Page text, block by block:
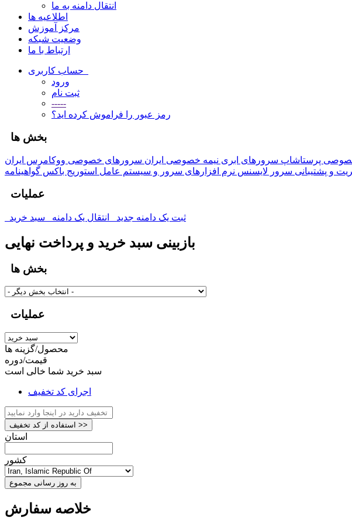
انتقال دامنه به ما
اطلاعیه ها
مرکز آموزش
وضعیت شبکه
ارتباط با ما
ورود
ثبت نام
-----
رمز عبور را فراموش کرده اید؟
بخش ها
پرستاشاپ سرورهای ابری نیمه خصوصی ایران
و پشتیبانی سرور لایسنس نرم افزارهای سرور و سیستم عامل استوریج باکس
عملیات
ثبت یک دامنه جدید انتقال یک دامنه سبد خرید
بازبینی سبد خرید و پرداخت نهایی
بخش ها
عملیات
محصول/گزینه ها
قیمت/دوره
سبد خرید شما خالی است
اجرای کد تخفیف
استفاده از کد تخفیف >>
استان
کشور
به روز رسانی مجموع
خلاصه سفارش